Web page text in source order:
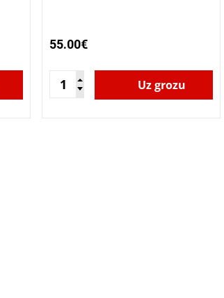
55.00€
Uz grozu